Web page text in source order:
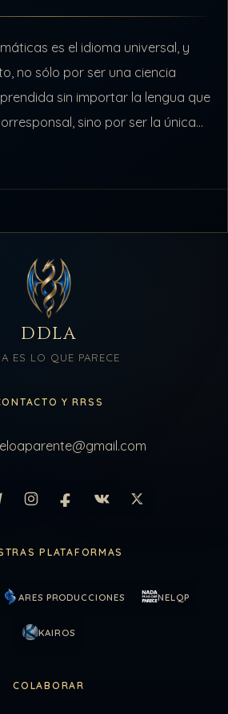
es el idioma universal, y
no sólo por ser una ciencia
sin importar la lengua que
sino por ser la única
DDLA
ES LO QUE PARECE
Y RRSS
PLATAFORMAS
ARES PRODUCCIONES NELQP
KAIROS
COLABORAR